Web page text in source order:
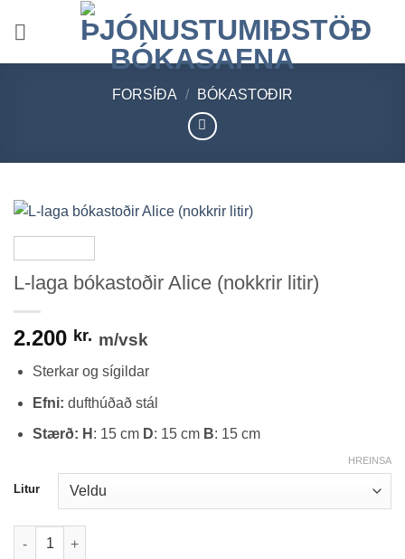
FORSÍÐA / BÓKASTOÐIR
L-laga bókastoðir Alice (nokkrir litir)
2.200 kr. m/vsk
Sterkar og sígildar
Efni: dufthúðað stál
Stærð: H : 15 cm D: 15 cm B: 15 cm
Litur
HREINSA
L-laga bókastoðir Alice (nokkrir litir) quantity